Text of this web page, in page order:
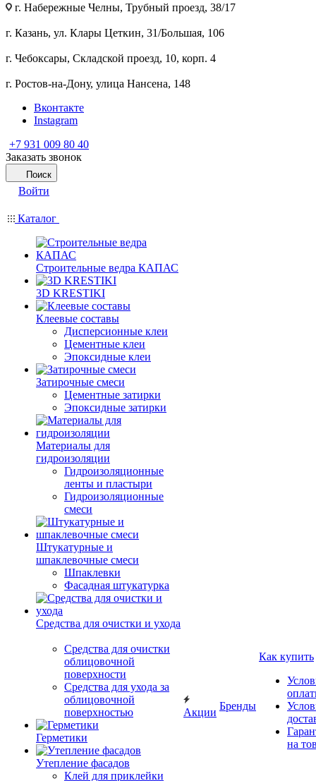
г. Набережные Челны, Трубный проезд, 38/17
г. Казань, ул. Клары Цеткин, 31/Большая, 106
г. Чебоксары, Складской проезд, 10, корп. 4
г. Ростов-на-Дону, улица Нансена, 148
Вконтакте
Instagram
+7 931 009 80 40
Заказать звонок
Поиск
Войти
Каталог
Строительные ведра КАПАС
3D KRESTIKI
Клеевые составы
Дисперсионные клеи
Цементные клеи
Эпоксидные клеи
Затирочные смеси
Цементные затирки
Эпоксидные затирки
Материалы для
гидроизоляции
Гидроизоляционные
ленты и пластыри
Гидроизоляционные
смеси
Штукатурные и
шпаклевочные смеси
Шпаклевки
Фасадная штукатурка
Средства для очистки и ухода
Средства для очистки
облицовочной
поверхности
Средства для ухода за
облицовочной
поверхностью
Герметики
Утепление фасадов
Клей для приклейки
Акции
Бренды
Как купить
на